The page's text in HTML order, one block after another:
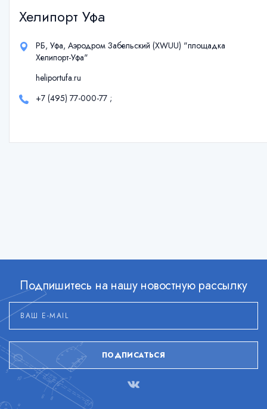
Хелипорт Уфа
РБ, Уфа, Аэродром Забельский (XWUU) "площадка
Хелипорт-Уфа"
heliportufa.ru
+7 (495) 77-000-77 ;
Подпишитесь на нашу новостную рассылку
ПОДПИСАТЬСЯ